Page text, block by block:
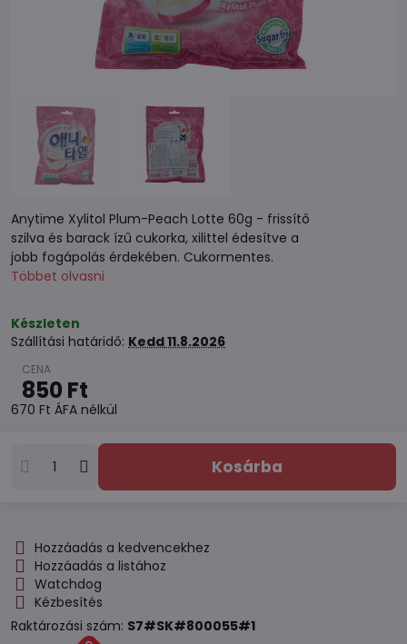
Anytime Xylitol Plum-Peach Lotte 60g - frissítő
szilva és barack ízű cukorka, xilittel édesítve a
jobb fogápolás érdekében. Cukormentes.
Többet olvasni
Készleten
Szállítási határidő: Kedd11.8.2026
850 Ft
670 Ft ÁFA nélkül
Kosárba
Hozzáadás a kedvencekhez
Hozzáadás a listához
Watchdog
Kézbesítés
Raktározási szám: S7#SK#800055#1